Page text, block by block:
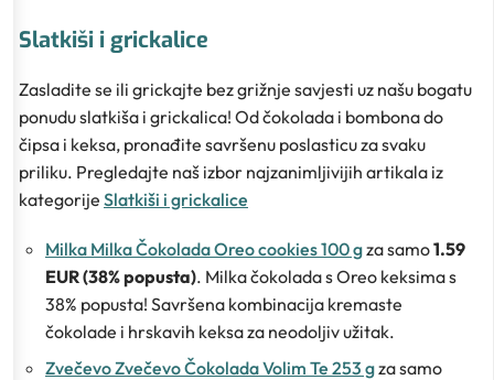
Slatkiši i grickalice
Zasladite se ili grickajte bez grižnje savjesti uz našu bogatu
ponudu slatkiša i grickalica! Od čokolada i bombona do
čipsa i keksa, pronađite savršenu poslasticu za svaku
priliku. Pregledajte naš izbor najzanimljivijih artikala iz
kategorije Slatkiši i grickalice
Milka Milka Čokolada Oreo cookies 100 gza samo1.59
EUR (38% popusta). Milka čokolada s Oreo keksima s
38% popusta! Savršena kombinacija kremaste
čokolade i hrskavih keksa za neodoljiv užitak.
Zvečevo Zvečevo Čokolada Volim Te 253 gza samo